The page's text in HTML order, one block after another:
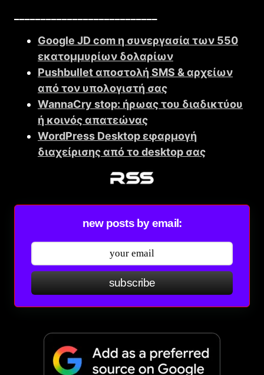
Google JD com η συνεργασία των 550
εκατομμυρίων δολαρίων
Pushbullet αποστολή SMS & αρχείων
από τον υπολογιστή σας
WannaCry stop: ήρωας του διαδικτύου
ή κοινός απατεώνας
WordPress Desktop εφαρμογή
διαχείρισης από το desktop σας
new posts by email:
subscribe